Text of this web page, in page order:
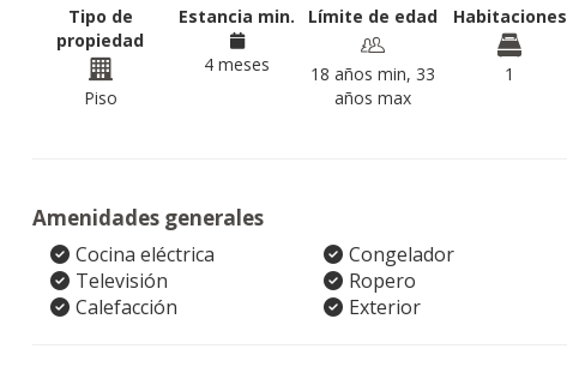
Tipo de
propiedad
Piso
Estancia min.
4 meses
Límite de edad
18 años min, 33
años max
Habitaciones
1
Amenidades generales
Cocina eléctrica Congelador
Televisión
Ropero
Calefacción
Exterior